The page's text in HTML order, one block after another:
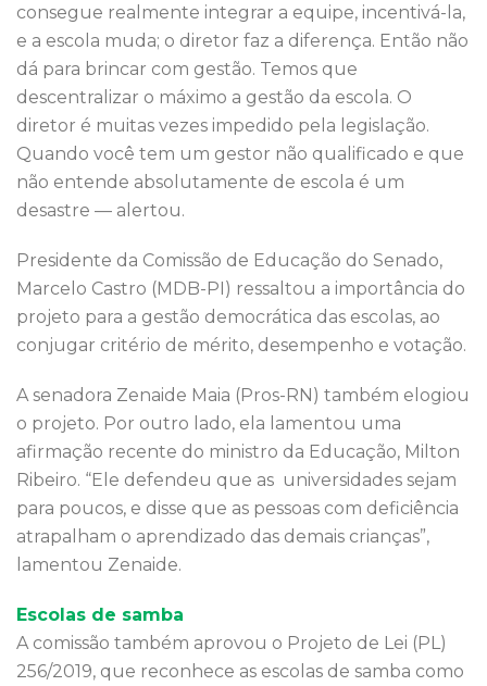
consegue realmente integrar a equipe, incentivá-la,
e a escola muda; o diretor faz a diferença. Então não
dá para brincar com gestão. Temos que
descentralizar o máximo a gestão da escola. O
diretor é muitas vezes impedido pela legislação.
Quando você tem um gestor não qualificado e que
não entende absolutamente de escola é um
desastre — alertou.
Presidente da Comissão de Educação do Senado,
Marcelo Castro (MDB-PI) ressaltou a importância do
projeto para a gestão democrática das escolas, ao
conjugar critério de mérito, desempenho e votação.
A senadora Zenaide Maia (Pros-RN) também elogiou
o projeto. Por outro lado, ela lamentou uma
afirmação recente do ministro da Educação, Milton
Ribeiro. “Ele defendeu que as universidades sejam
para poucos, e disse que as pessoas com deficiência
atrapalham o aprendizado das demais crianças”,
lamentou Zenaide.
Escolas de samba
A comissão também aprovou o Projeto de Lei (PL)
256/2019, que reconhece as escolas de samba como